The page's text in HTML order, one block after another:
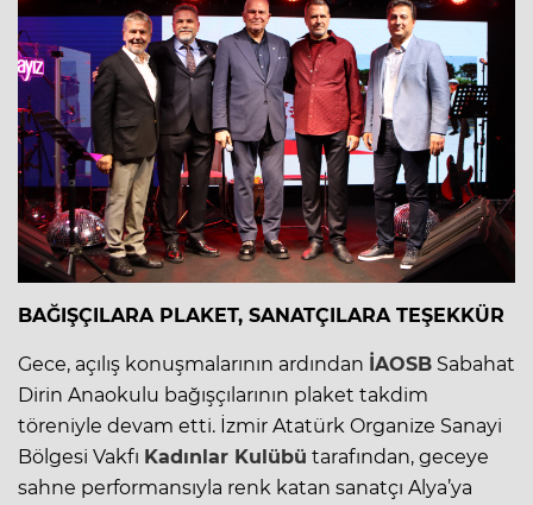
BAĞIŞÇILARA PLAKET, SANATÇILARA TEŞEKKÜR
Gece, açılış konuşmalarının ardından İAOSB Sabahat
Dirin Anaokulu bağışçılarının plaket takdim
töreniyle devam etti. İzmir Atatürk Organize Sanayi
Bölgesi Vakfı Kadınlar Kulübü tarafından, geceye
sahne performansıyla renk katan sanatçı Alya’ya